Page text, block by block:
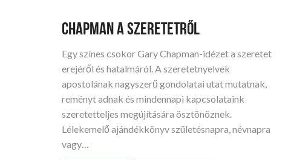
CHAPMAN A SZERETETRŐL
Egy színes csokor Gary Chapman-idézet a szeretet
erejéről és hatalmáról. A szeretetnyelvek
apostolának nagyszerű gondolatai utat mutatnak,
reményt adnak és mindennapi kapcsolataink
szeretetteljes megújítására ösztönöznek.
Lélekemelő ajándékkönyv születésnapra, névnapra
vagy…